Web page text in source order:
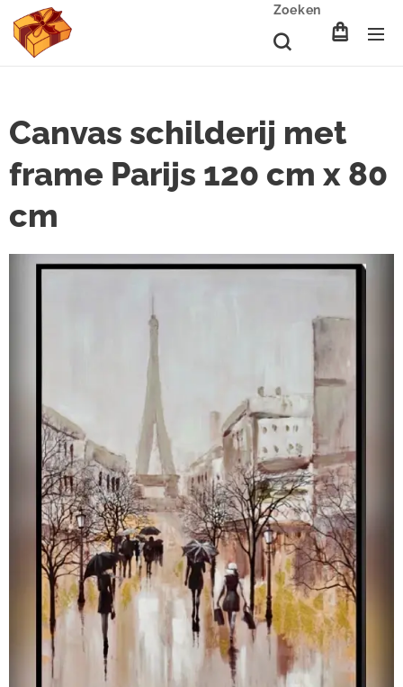
Zoeken
Canvas schilderij met
frame Parijs 120 cm x 80
cm